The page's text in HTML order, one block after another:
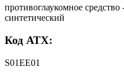
противоглаукомное
синтетический
Код АТХ:
S01EE01